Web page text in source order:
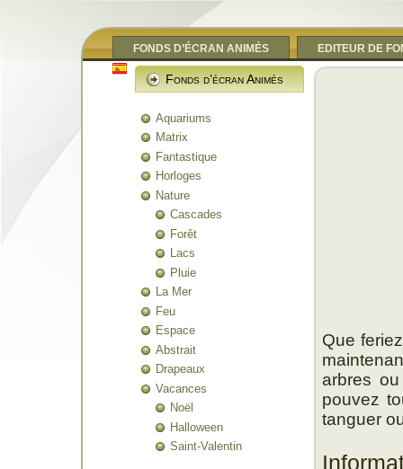
FONDS D’ÉCRAN ANIMÉS EDITEUR DE
Fonds d’écran Animés
Aquariums
Matrix
Fantastique
Horloges
Nature
Cascades
Forêt
Lacs
Pluie
La Mer
Feu
Espace
Abstrait
Drapeaux
Vacances
Noël
Halloween
Saint-Valentin
Que
arbres
pouvez
tanguer